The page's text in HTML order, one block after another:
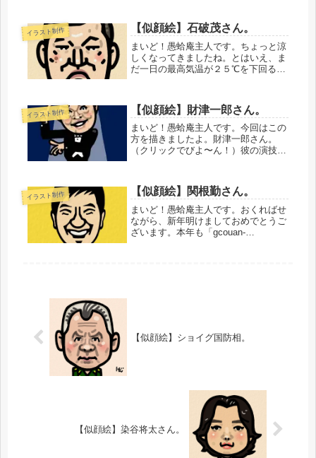
すぎず、諸説あるとのことでした。へ
ぇ。月の呼び名も、古くから様々なも
の...
イラスト制作 【似顔絵】石破茂さん。
まいど！愚蛤庵主人です。ちょっと涼
しくなってきましたね。とはいえ、ま
だ一日の最高気温が２５℃を下回る日
す。やはり地球は回ってま
す。・・・・・・・・・・で、今回
は、前回のネタ...
イラスト制作 【似顔絵】財津一郎さん。
まいど！愚蛤庵主人です。今回はこの
方を描きましたよ。財津一郎さん。
（クリックでびよ〜ん！）彼の演技や
ます。まーなんせインパクト強いです
よねぇ、このCM！「ピアノ売ってち
ょ〜...
イラスト制作 【似顔絵】関根勤さん。
まいど！愚蛤庵主人です。おくればせ
ながら、新年明けましておめでとうご
ざいます。本年も「gcouan-
【似顔絵】ショイグ国防相。
【似顔絵】染谷将太さん。